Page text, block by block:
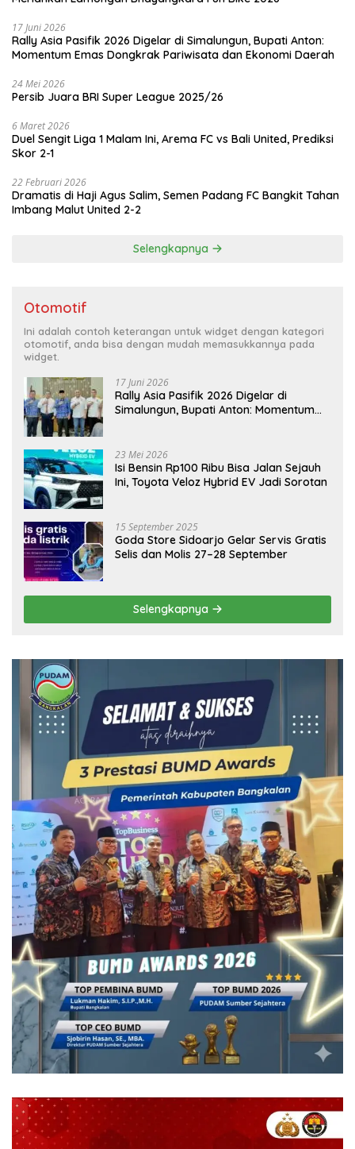
17 Juni 2026
Rally Asia Pasifik 2026 Digelar di Simalungun, Bupati Anton:
Momentum Emas Dongkrak Pariwisata dan Ekonomi Daerah
24 Mei 2026
Persib Juara BRI Super League 2025/26
6 Maret 2026
Duel Sengit Liga 1 Malam Ini, Arema FC vs Bali United, Prediksi
Skor 2-1
22 Februari 2026
Dramatis di Haji Agus Salim, Semen Padang FC Bangkit Tahan
Imbang Malut United 2-2
Selengkapnya
Otomotif
Ini adalah contoh keterangan untuk widget dengan kategori
otomotif, anda bisa dengan mudah memasukkannya pada
widget.
17 Juni 2026
Rally Asia Pasifik 2026 Digelar di
Simalungun, Bupati Anton: Momentum
23 Mei 2026
Isi Bensin Rp100 Ribu Bisa Jalan Sejauh
Ini, Toyota Veloz Hybrid EV Jadi Sorotan
15 September 2025
Goda Store Sidoarjo Gelar Servis Gratis
Selis dan Molis 27–28 September
Selengkapnya